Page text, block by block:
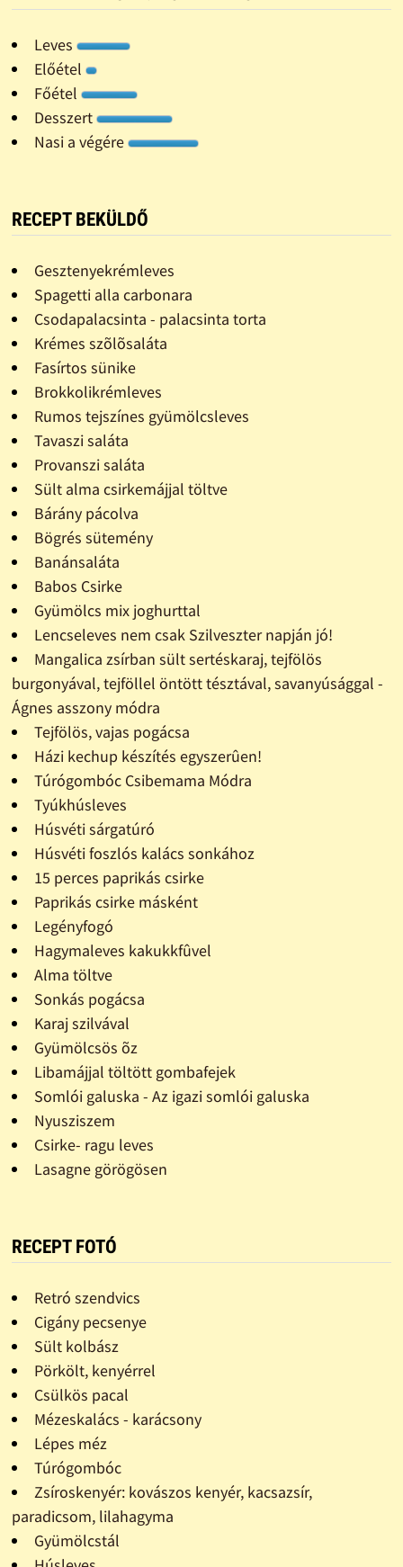
Leves
Előétel
Főétel
Desszert
Nasi a végére
RECEPT BEKÜLDŐ
Gesztenyekrémleves
Spagetti alla carbonara
Csodapalacsinta - palacsinta torta
Krémes szõlõsaláta
Fasírtos sünike
Brokkolikrémleves
Rumos tejszínes gyümölcsleves
Tavaszi saláta
Provanszi saláta
Sült alma csirkemájjal töltve
Bárány pácolva
Bögrés sütemény
Banánsaláta
Babos Csirke
Gyümölcs mix joghurttal
Lencseleves nem csak Szilveszter napján jó!
Mangalica zsírban sült sertéskaraj, tejfölös
burgonyával, tejföllel öntött tésztával, savanyúsággal -
Ágnes asszony módra
Tejfölös, vajas pogácsa
Házi kechup készítés egyszerûen!
Túrógombóc Csibemama Módra
Tyúkhúsleves
Húsvéti sárgatúró
Húsvéti foszlós kalács sonkához
15 perces paprikás csirke
Paprikás csirke másként
Legényfogó
Hagymaleves kakukkfûvel
Alma töltve
Sonkás pogácsa
Karaj szilvával
Gyümölcsös õz
Libamájjal töltött gombafejek
Somlói galuska - Az igazi somlói galuska
Nyusziszem
Csirke- ragu leves
Lasagne görögösen
RECEPT FOTÓ
Retró szendvics
Cigány pecsenye
Sült kolbász
Pörkölt, kenyérrel
Csülkös pacal
Mézeskalács - karácsony
Lépes méz
Túrógombóc
Zsíroskenyér: kovászos kenyér, kacsazsír,
paradicsom, lilahagyma
Gyümölcstál